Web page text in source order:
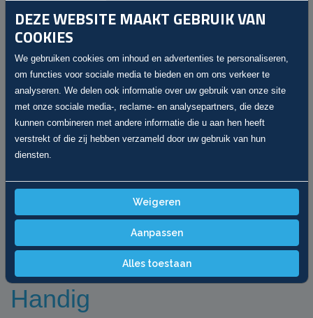
Julius
winkelautohandel@gmail.com
Handig
DEZE WEBSITE MAAKT GEBRUIK VAN
COOKIES
We gebruiken cookies om inhoud en advertenties te personaliseren,
om functies voor sociale media te bieden en om ons verkeer te
analyseren. We delen ook informatie over uw gebruik van onze site
met onze sociale media-, reclame- en analysepartners, die deze
kunnen combineren met andere informatie die u aan hen heeft
verstrekt of die zij hebben verzameld door uw gebruik van hun
diensten.
Weigeren
Aanpassen
Alles toestaan